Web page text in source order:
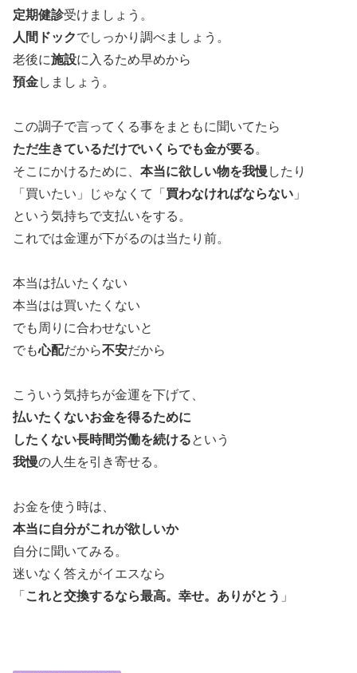
定期健診受けましょう。
人間ドックでしっかり調べましょう。
老後に施設に入るため早めから
預金しましょう。
この調子で言ってくる事をまともに聞いてたら
ただ生きているだけでいくらでも金が要る。
そこにかけるために、 本当に欲しい物を我慢 したり
「買いたい」じゃなくて「 買わなければならない 」
という気持ちで支払いをする。
これでは金運が下がるのは当たり前。
本当は払いたくない
本当はは買いたくない
でも周りに合わせないと
でも心配だから不安だから
こういう気持ちが金運を下げて、
払いたくないお金を得るために
したくない長時間労働を続けるという
我慢の人生を引き寄せる。
お金を使う時は、
本当に自分がこれが欲しいか
自分に聞いてみる。
迷いなく答えがイエスなら
「 これと交換するなら最高。幸せ。ありがとう 」